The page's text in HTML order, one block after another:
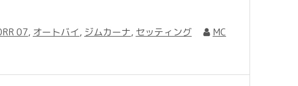
07, オートバイ, ジムカーナ, セッティング MC